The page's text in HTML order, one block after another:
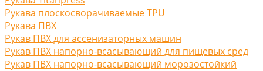
Рукава плоскосворачиваемые TPU
Рукава ПВХ
Рукав ПВХ для ассенизаторных машин
Рукав ПВХ напорно-всасывающий для пищевых сред
Рукав ПВХ напорно-всасывающий морозостойкий